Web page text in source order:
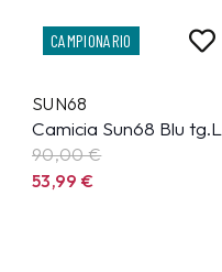
CAMPIONARIO
SUN68
Camicia Sun68 Blu tg.L
90,00 €
53,99€